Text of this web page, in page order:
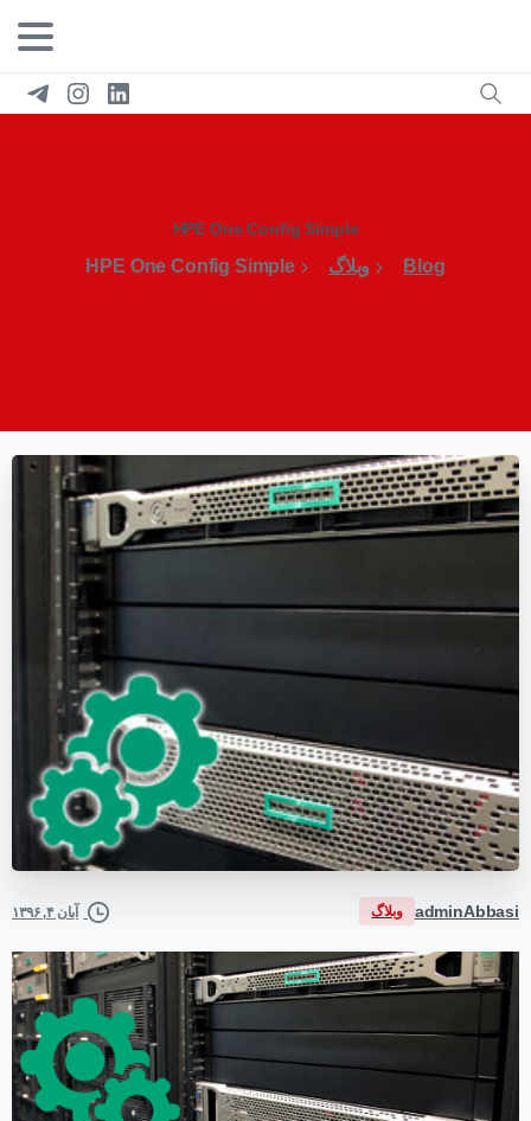
HPE One Config Simple
Blog وبلاگ HPE One Config Simple
adminAbbasi وبلاگ آبان ۴, ۱۳۹۶